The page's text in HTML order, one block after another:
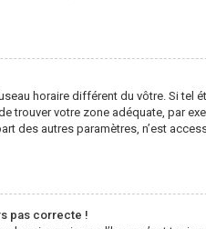
horaire différent du vôtre. Si tel
trouver votre zone adéquate, par
des autres paramètres, n’est
pas correcte !